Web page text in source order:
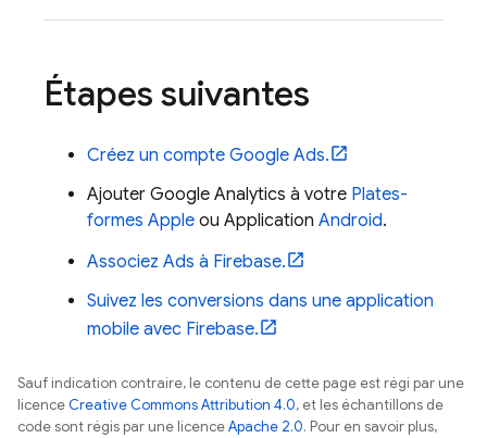
Étapes suivantes
Créez un compte Google Ads.
Ajouter Google Analytics à votre Plates-
formes Apple ou Application Android.
Associez Ads à Firebase.
Suivez les conversions dans une application
mobile avec Firebase.
Sauf indication contraire, le contenu de cette page est régi par une
licenceCreative Commons Attribution 4.0, et les échantillons de
code sont régis par une licenceApache 2.0. Pour en savoir plus,